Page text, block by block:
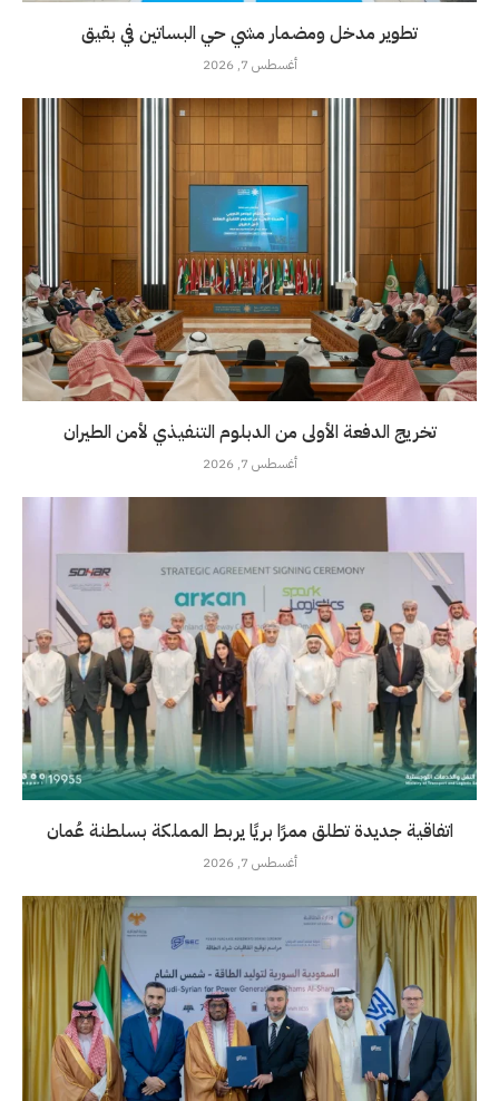
تطوير مدخل ومضمار مشي حي البساتين في بقيق
أغسطس 7, 2026
تخريج الدفعة الأولى من الدبلوم التنفيذي لأمن الطيران
أغسطس 7, 2026
اتفاقية جديدة تطلق ممرًا بريًا يربط المملكة بسلطنة عُمان
أغسطس 7, 2026